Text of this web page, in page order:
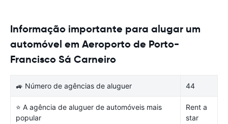
Informação importante para alugar um
automóvel em Aeroporto de Porto-
Francisco Sá Carneiro
🚙 Número de agências de aluguer 44
⭐ A agência de aluguer de automóveis mais
popular
Rent a
star